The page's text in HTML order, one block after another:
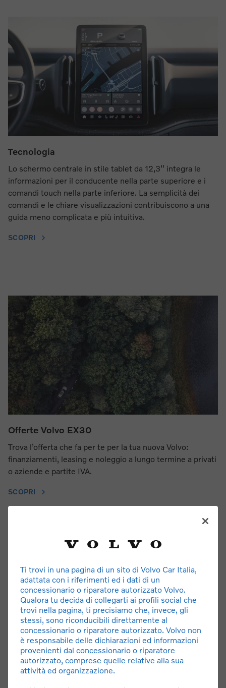
Tecnologia
Lo schermo centrale in stile tablet da 12,3’’ integra le
informazioni per il conducente nella parte superiore e i
comandi touch nella parte inferiore. La semplicità dei
comandi e le chiare visualizzazioni contribuiscono a una
guida meno complicata e più intuitiva.
SCOPRI
Offerte Volvo EX30
Trova l’offerta che fa per te per la tua nuova Volvo:
finanziamenti, leasing e noleggio a lungo termine a privati
o aziende e partite IVA.
SCOPRI
Volvo EX30 Cross Country
Maggiore altezza da terra, look riconoscibile e pneumatici
per ogni tipologia di terreno. Un SUV pronto all’avventura.
Ti trovi in una pagina di un sito di Volvo Car Italia,
adattata con i riferimenti ed i dati di un
concessionario o riparatore autorizzato Volvo.
Qualora tu decida di collegarti ai profili social che
trovi nella pagina, ti precisiamo che, invece, gli
stessi, sono riconducibili direttamente al
concessionario o riparatore autorizzato. Volvo non
è responsabile delle dichiarazioni ed informazioni
provenienti dal concessionario o riparatore
autorizzato, comprese quelle relative alla sua
attività ed organizzazione.